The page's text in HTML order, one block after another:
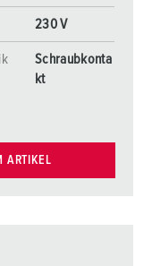
230 V
Schraubkonta
kt
ARTIKEL